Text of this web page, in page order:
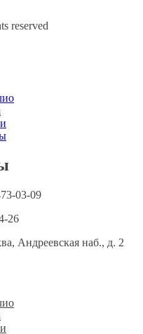
reserved
03-09
26
Андреевская наб., д. 2